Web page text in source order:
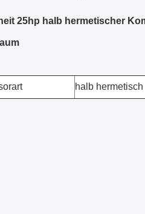
25hp halb hermetischer
halb hermetisch